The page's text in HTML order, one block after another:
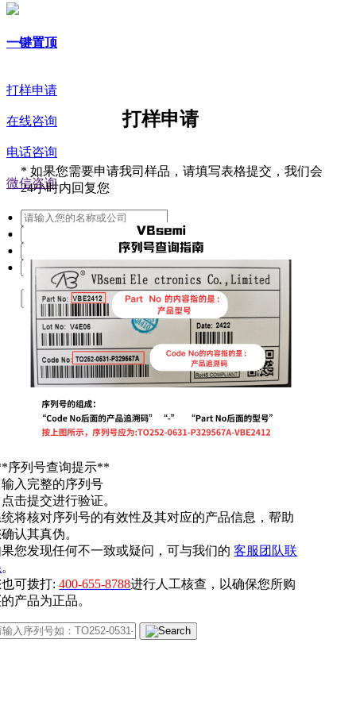
一键置顶
打样申请
在线咨询
电话咨询
微信咨询
打样申请
* 如果您需要申请我司样品，请填写表格提交，我们会
24小时内回复您
提交
序列号查询提示**
输入完整的序列号
点击提交进行验证。
将核对序列号的有效性及其对应的产品信息，帮助
认其真伪。
您发现任何不一致或疑问，可与我们的客服团队联
。
也可拨打:400-655-8788进行人工核查，以确保您所购
产品为正品。